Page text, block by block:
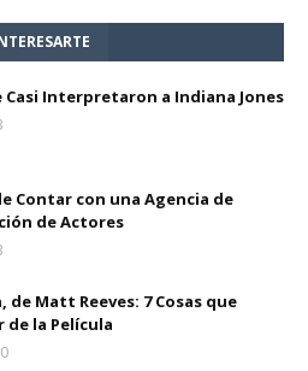
Interpretaron a Indiana Jones
Contar con una Agencia de
de Actores
de Matt Reeves: 7 Cosas que
de la Película